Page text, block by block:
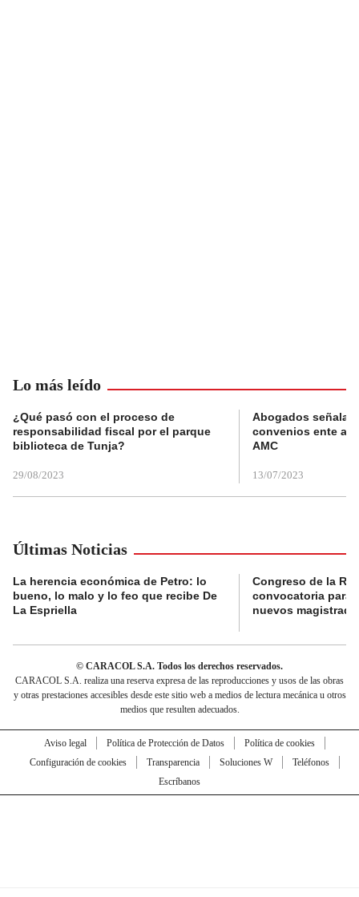
Lo más leído
¿Qué pasó con el proceso de
responsabilidad fiscal por el parque
biblioteca de Tunja?
29/08/2023
Abogados
convenios ente
AMC
13/07/2023
Últimas Noticias
La herencia económica de Petro: lo
bueno, lo malo y lo feo que recibe De
La Espriella
Congreso de la
convocatoria para
nuevos
© CARACOL S.A. Todos los derechos reservados.
CARACOL S.A. realiza una reserva expresa de las reproducciones y usos de las obras
y otras prestaciones accesibles desde este sitio web a medios de lectura mecánica u otros
medios que resulten adecuados.
Aviso legal Política de Protección de Datos
Política de cookies
Configuración de cookies
Transparencia Soluciones W
Teléfonos
Escríbanos